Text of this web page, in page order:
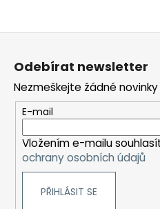
Odebírat newsletter
Nezmeškejte žádné
E-mail
Vložením e-mailu
ochrany osobních údajů
PŘIHLÁSIT SE